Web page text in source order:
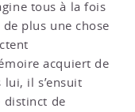
tous à la fois
plus une chose
acquiert de
lui, il s’ensuit
distinct de